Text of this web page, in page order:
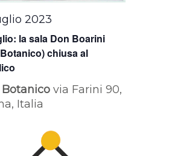
la sala Don Boarini
chiusa al
2023
Botanicovia Farini 90,
Italia